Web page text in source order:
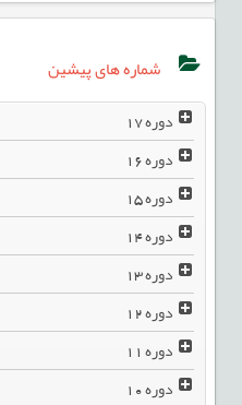
شماره های پیشین
دوره17
دوره16
دوره15
دوره14
دوره13
دوره12
دوره11
دوره10